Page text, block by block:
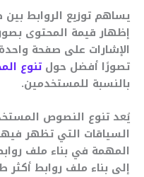
يساهم توزيع الروابط
إظهار قيمة المحتوى
الإشارات على صفحة
تصورًا أفضل حول تنوع
بالنسبة للمستخدمين.
يُعد تنوع النصوص
السياقات التي تظهر
المهمة في بناء ملف
إلى بناء ملف روابط أكثر